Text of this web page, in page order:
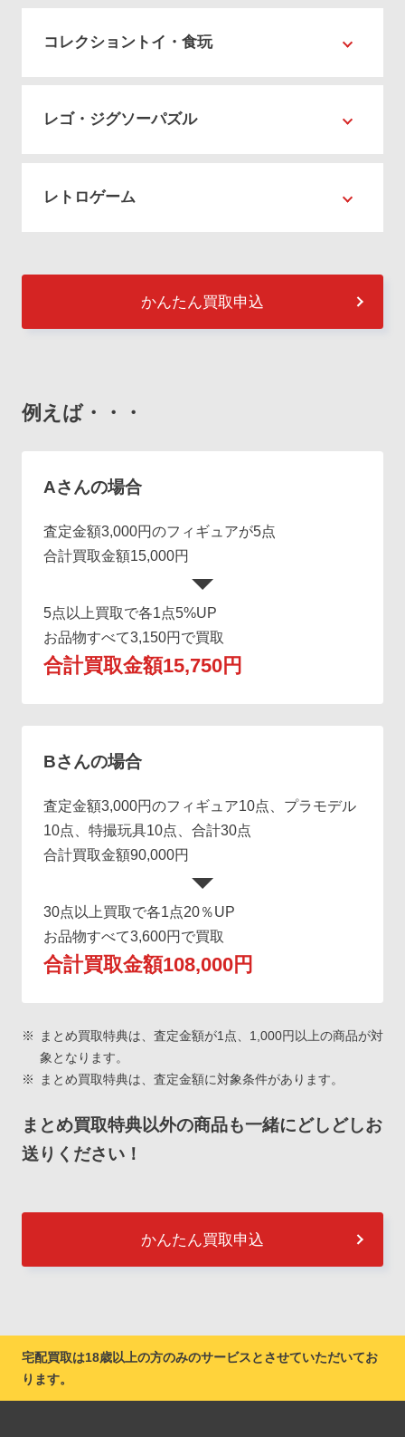
コレクショントイ・食玩
レゴ・ジグソーパズル
レトロゲーム
かんたん買取申込
例えば・・・
Aさんの場合
査定金額3,000円のフィギュアが5点
合計買取金額15,000円
5点以上買取で各1点5%UP
お品物すべて3,150円で買取
合計買取金額15,750円
Bさんの場合
査定金額3,000円のフィギュア10点、プラモデル
10点、特撮玩具10点、合計30点
合計買取金額90,000円
30点以上買取で各1点20％UP
お品物すべて3,600円で買取
合計買取金額108,000円
まとめ買取特典は、査定金額が1点、1,000円以上の商品が対
象となります。
まとめ買取特典は、査定金額に対象条件があります。
まとめ買取特典以外の商品も一緒にどしどしお
送りください！
かんたん買取申込
宅配買取は18歳以上の方のみのサービスとさせていただいてお
ります。